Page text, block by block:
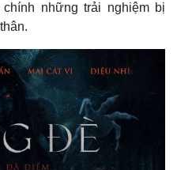
những trải nghiệm bị